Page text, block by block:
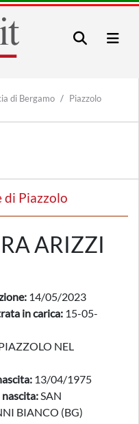
di Bergamo
Piazzolo
Piazzolo
ARIZZI
14/05/2023
in carica: 15-05-
NEL
13/04/1975
SAN
BIANCO (BG)